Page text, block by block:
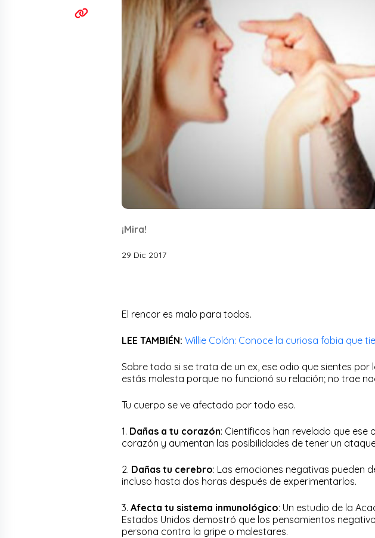
¡Mira!
29 Dic 2017
El rencor es malo para todos.
LEE TAMBIÉN: Willie Colón: Conoce la curiosa fobia que
Sobre todo si se trata de un ex, ese odio que sientes por
estás molesta porque no funcionó su relación; no trae
Tu cuerpo se ve afectado por todo eso.
1. Dañas a tu corazón: Científicos han revelado que ese
corazón y aumentan las posibilidades de tener un
2. Dañas tu cerebro: Las emociones negativas pueden
incluso hasta dos horas después de experimentarlos.
3. Afecta tu sistema inmunológico: Un estudio de la
Estados Unidos demostró que los pensamientos
persona contra la gripe o malestares.